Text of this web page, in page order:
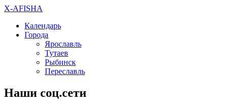
X-AFISHA
Календарь
Города
Ярославль
Тутаев
Рыбинск
Переславль
Наши соц.сети